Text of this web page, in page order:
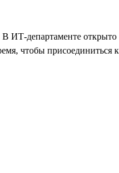
ИТ-департаменте
чтобы присоединиться